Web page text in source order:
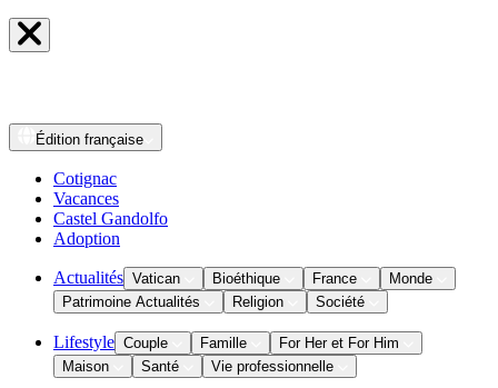
Édition française
Cotignac
Vacances
Castel Gandolfo
Adoption
Actualités Vatican Bioéthique France
Monde
Patrimoine Actualités
Religion Société
Lifestyle Couple Famille
For Her et For Him
Maison
Santé Vie professionnelle